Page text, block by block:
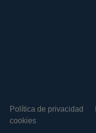
Política de privacidad
cookies